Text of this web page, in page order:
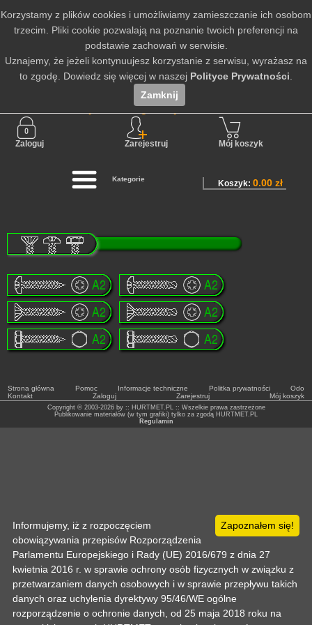
Nie jesteś zalogowany
Zaloguj Zarejestruj Mój koszyk
Kategorie
Strona główna Pomoc Informacje techniczne Politka prywatności
Odo
Kontakt
Zaloguj Zarejestruj Mój koszyk
Copyright © 2003-2026 by :: HURTMET.PL :: Wszelkie prawa zastrzeżone
Publikowanie materiałów (w tym grafiki) tylko za zgodą HURTMET.PL
Regulamin
Koszyk:0.00 zł
Zapoznałem się!
Informujemy, iż z rozpoczęciem
obowiązywania przepisów Rozporządzenia
Parlamentu Europejskiego i Rady (UE) 2016/679 z dnia 27
kwietnia 2016 r. w sprawie ochrony osób fizycznych w związku z
przetwarzaniem danych osobowych i w sprawie przepływu takich
danych oraz uchylenia dyrektywy 95/46/WE ogólne
rozporządzenie o ochronie danych, od 25 maja 2018 roku na
Korzystamy z plików cookies i umożliwiamy zamieszczanie ich osobom
trzecim. Pliki cookie pozwalają na poznanie twoich preferencji na
podstawie zachowań w serwisie.
Uznajemy, że jeżeli kontynuujesz korzystanie z serwisu, wyrażasz na
to zgodę. Dowiedz się więcej w naszej Polityce Prywatności
Zamknij